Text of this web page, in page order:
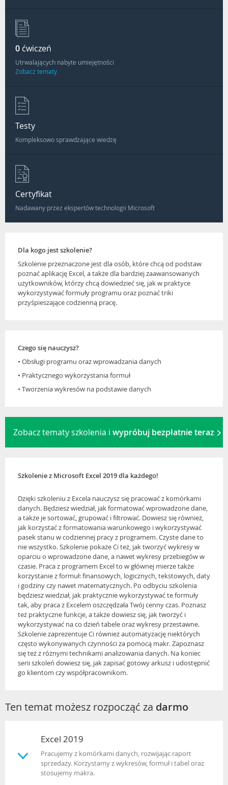
0 ćwiczeń
Utrwalających nabyte umiejętności
Zobacz tematy
Testy
Kompleksowo sprawdzające wiedzę
Certyfikat
Nadawany przez ekspertów technologii Microsoft
Dla kogo jest szkolenie?
Szkolenie przeznaczone jest dla osób, które chcą od podstaw
poznać aplikację Excel, a także dla bardziej zaawansowanych
użytkowników, którzy chcą dowiedzieć się, jak w praktyce
wykorzystywać formuły programu oraz poznać triki
przyśpieszające codzienną pracę.
Czego się nauczysz?
• Obsługi programu oraz wprowadzania danych
• Praktycznego wykorzystania formuł
• Tworzenia wykresów na podstawie danych
Zobacz tematy szkolenia i wypróbuj bezpłatnie teraz
Szkolenie z Microsoft Excel 2019 dla każdego!
Dzięki szkoleniu z Excela nauczysz się pracować z komórkami
danych. Będziesz wiedział, jak formatować wprowadzone dane,
a także je sortować, grupować i filtrować. Dowiesz się również,
jak korzystać z formatowania warunkowego i wykorzystywać
pasek stanu w codziennej pracy z programem. Czyste dane to
nie wszystko. Szkolenie pokaże Ci też, jak tworzyć wykresy w
oparciu o wprowadzone dane, a nawet wykresy przebiegów w
czasie. Praca z programem Excel to w głównej mierze także
korzystanie z formuł: finansowych, logicznych, tekstowych, daty
i godziny czy nawet matematycznych. Po odbyciu szkolenia
będziesz wiedział, jak praktycznie wykorzystywać te formuły
tak, aby praca z Excelem oszczędzała Twój cenny czas. Poznasz
też praktyczne funkcje, a także dowiesz się, jak tworzyć i
wykorzystywać na co dzień tabele oraz wykresy przestawne.
Szkolenie zaprezentuje Ci również automatyzację niektórych
często wykonywanych czynności za pomocą makr. Zapoznasz
się też z różnymi technikami analizowania danych. Na koniec
serii szkoleń dowiesz się, jak zapisać gotowy arkusz i udostępnić
go klientom czy współpracownikom.
Ten temat możesz rozpocząć za darmo
Excel 2019
Pracujemy z komórkami danych, rozwijając raport
sprzedaży. Korzystamy z wykresów, formuł i tabel oraz
stosujemy makra.